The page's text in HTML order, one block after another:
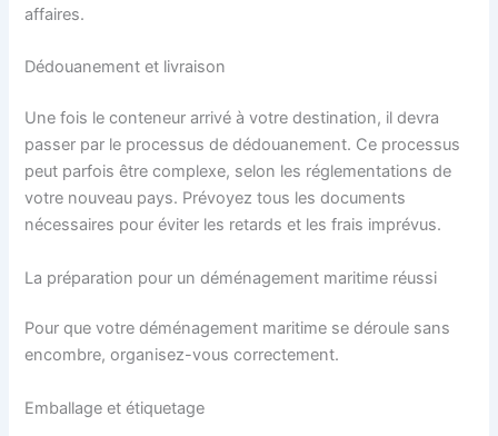
affaires.
Dédouanement et livraison
Une fois le conteneur arrivé à votre destination, il devra
passer par le processus de dédouanement. Ce processus
peut parfois être complexe, selon les réglementations de
votre nouveau pays. Prévoyez tous les documents
nécessaires pour éviter les retards et les frais imprévus.
La préparation pour un déménagement maritime réussi
Pour que votre déménagement maritime se déroule sans
encombre, organisez-vous correctement.
Emballage et étiquetage